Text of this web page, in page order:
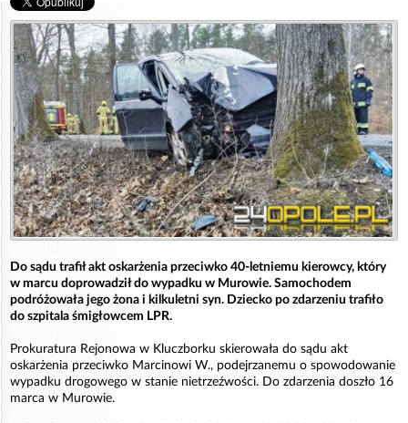
Do sądu trafił akt oskarżenia przeciwko 40-letniemu kierowcy, który
w marcu doprowadził do wypadku w Murowie. Samochodem
podróżowała jego żona i kilkuletni syn. Dziecko po zdarzeniu trafiło
do szpitala śmigłowcem LPR.
Prokuratura Rejonowa w Kluczborku skierowała do sądu akt
oskarżenia przeciwko Marcinowi W., podejrzanemu o spowodowanie
wypadku drogowego w stanie nietrzeźwości. Do zdarzenia doszło 16
marca w Murowie.